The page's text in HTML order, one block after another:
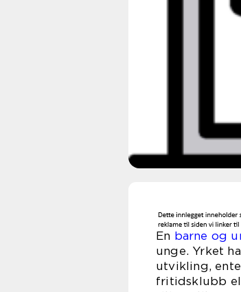
En barne og
unge. Yrket
utvikling,
fritidsklubb